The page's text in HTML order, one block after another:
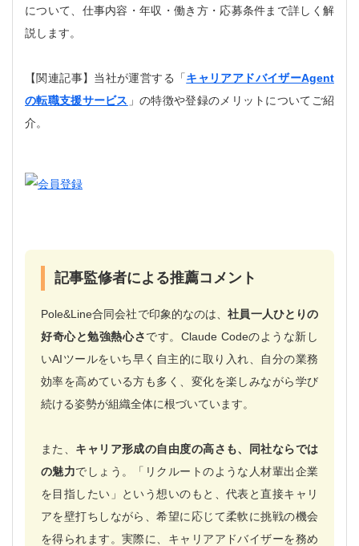
について、仕事内容・年収・働き方・応募条件まで詳しく解
説します。
【関連記事】当社が運営する「キャリアアドバイザーAgent
の転職支援サービス 」の特徴や登録のメリットについてご紹
介。
記事監修者による推薦コメント
Pole&Line合同会社で印象的なのは、社員一人ひとりの
好奇心と勉強熱心さです。Claude Codeのような新し
いAIツールをいち早く自主的に取り入れ、自分の業務
効率を高めている方も多く、変化を楽しみながら学び
続ける姿勢が組織全体に根づいています。
また、 キャリア形成の自由度の高さも、同社ならでは
の魅力でしょう。「リクルートのような人材輩出企業
を目指したい」という想いのもと、代表と直接キャリ
アを壁打ちしながら、希望に応じて柔軟に挑戦の機会
を得られます。実際に、キャリアアドバイザーを務め